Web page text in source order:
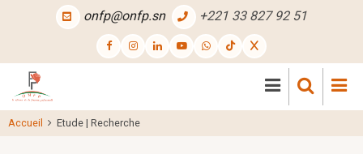
principal
onfp@onfp.sn +221 33 827 92 51
Accueil Etude | Recherche